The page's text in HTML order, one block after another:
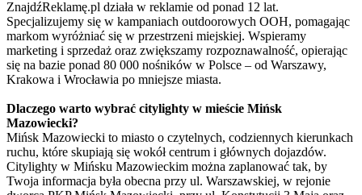
ZnajdźReklamę.pl działa w reklamie od ponad 12 lat.
Specjalizujemy się w kampaniach outdoorowych OOH, pomagając
markom wyróżniać się w przestrzeni miejskiej. Wspieramy
marketing i sprzedaż oraz zwiększamy rozpoznawalność, opierając
się na bazie ponad 80 000 nośników w Polsce – od Warszawy,
Krakowa i Wrocławia po mniejsze miasta.
Dlaczego warto wybrać citylighty w mieście Mińsk
Mazowiecki?
Mińsk Mazowiecki to miasto o czytelnych, codziennych kierunkach
ruchu, które skupiają się wokół centrum i głównych dojazdów.
Citylighty w Mińsku Mazowieckim można zaplanować tak, by
Twoja informacja była obecna przy ul. Warszawskiej, w rejonie